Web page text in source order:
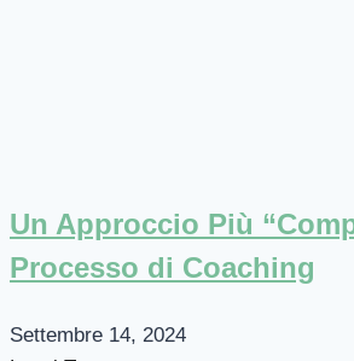
Un Approccio Più
Processo di Coaching
Settembre 14, 2024